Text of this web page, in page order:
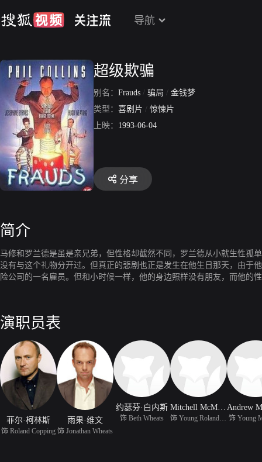
导航
超级欺骗
别名： Frauds / 骗局 / 金钱梦
类型： 喜剧片 / 惊悚片
上映： 1993-06-04
分享
简介
马修和罗兰德是虽是亲兄弟，但性格却截然不同，罗兰德从小就生性孤
没有与这个礼物分开过。但真正的悲剧也正是发生在他生日那天，由于
险公司的一名雇员。但和小时候一样，他的身边照样没有朋友，而他的
演职员表
菲尔·柯林斯
饰 Roland Copping
雨果·维文
饰 Jonathan Wheats
约瑟芬·白内斯
饰 Beth Wheats
Mitchell McMahon
饰 Young Roland Copping 饰 Young